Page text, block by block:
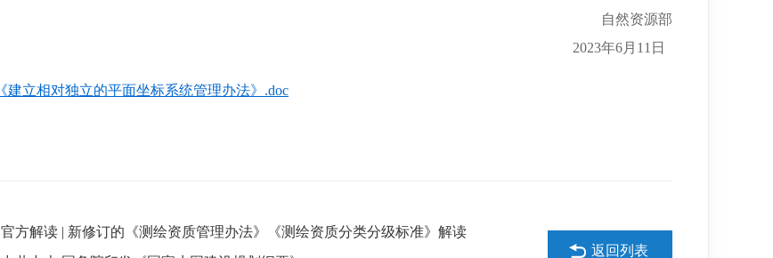
自然资源部
2023年6月11日
《建立相对独立的平面坐标系统管理办法》.doc
官方解读 | 新修订的《测绘资质管理办法》《测绘资质分类分级标准》解读
返回列表